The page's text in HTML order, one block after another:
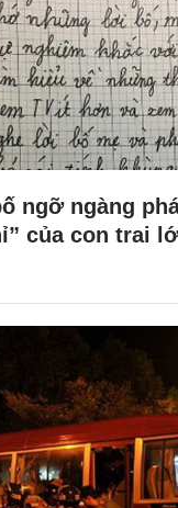
ngỡ ngàng
của con trai